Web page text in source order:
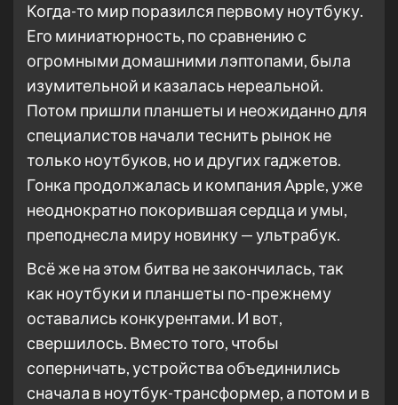
Когда-то мир поразился первому ноутбуку.
Его миниатюрность, по сравнению с
огромными домашними лэптопами, была
изумительной и казалась нереальной.
Потом пришли планшеты и неожиданно для
специалистов начали теснить рынок не
только ноутбуков, но и других гаджетов.
Гонка продолжалась и компания Apple, уже
неоднократно покорившая сердца и умы,
преподнесла миру новинку — ультрабук.
Всё же на этом битва не закончилась, так
как ноутбуки и планшеты по-прежнему
оставались конкурентами. И вот,
свершилось. Вместо того, чтобы
соперничать, устройства объединились
сначала в ноутбук-трансформер, а потом и в